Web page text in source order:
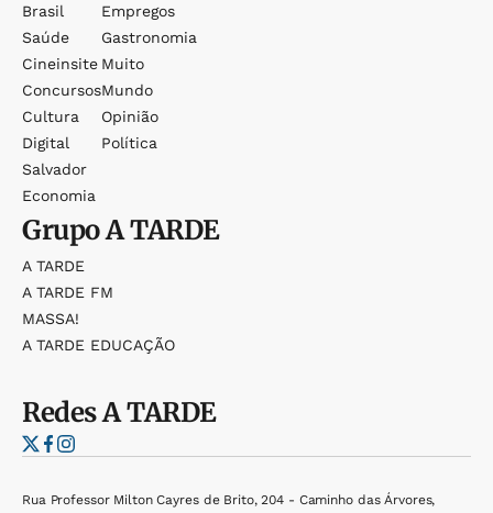
Brasil
Saúde
Cineinsite
Concursos
Cultura
Digital
Salvador
Economia
Empregos
Gastronomia
Muito
Mundo
Opinião
Política
GrupoA TARDE
A TARDE
A TARDE FM
MASSA!
A TARDE EDUCAÇÃO
RedesA TARDE
Rua Professor Milton Cayres de Brito, 204 - Caminho das Árvores,